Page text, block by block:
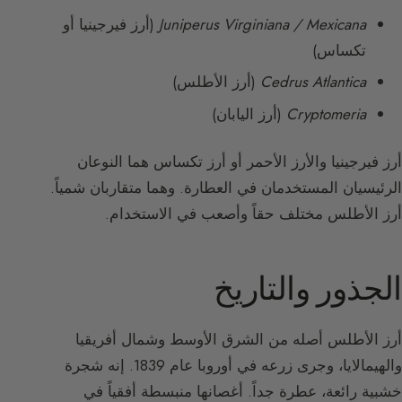
Juniperus Virginiana / Mexicana (أرز فيرجينيا أو
تكساس)
Cedrus Atlantica (أرز الأطلس)
Cryptomeria (أرز اليابان)
أرز فيرجينيا والأرز الأحمر أو أرز تكساس هما النوعان
الرئيسيان المستخدمان في العطارة. وهما متقاربان شمياً.
أرز الأطلس مختلف حقاً وأصعب في الاستخدام.
الجذور والتاريخ
أرز الأطلس أصله من الشرق الأوسط وشمال أفريقيا
والهيمالايا، وجرى زرعه في أوروبا عام 1839. إنه شجرة
خشبية رائعة، عطرة جداً. أغصانها منبسطة أفقياً في